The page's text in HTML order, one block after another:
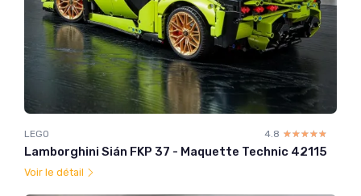
LEGO 4.8 ☆☆☆☆☆
★★★★★
Lamborghini Sián FKP 37 - Maquette Technic 42115
Voir le détail